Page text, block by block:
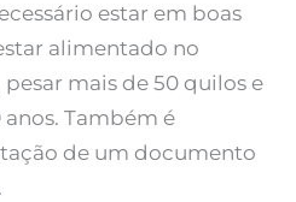
estar em boas
alimentado no
mais de 50 quilos e
anos. Também é
de um documento